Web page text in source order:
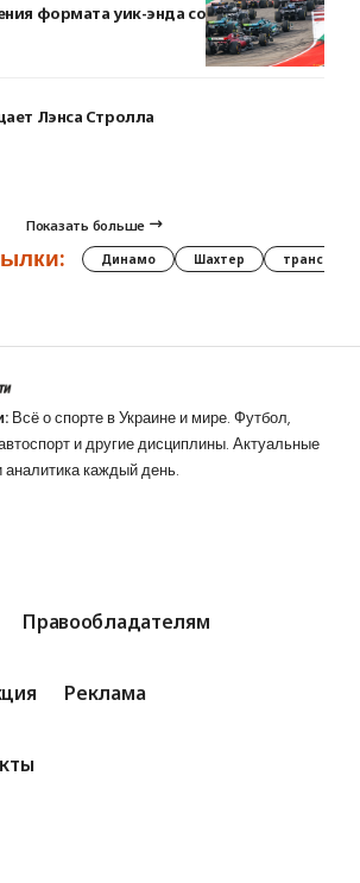
формата уик-энда со спринтом
Лэнса Стролла
Показать больше
Динамо Шахтер трансферы
Всё о спорте в Украине и мире. Футбол,
и другие дисциплины. Актуальные
аналитика каждый день.
Правообладателям
Реклама